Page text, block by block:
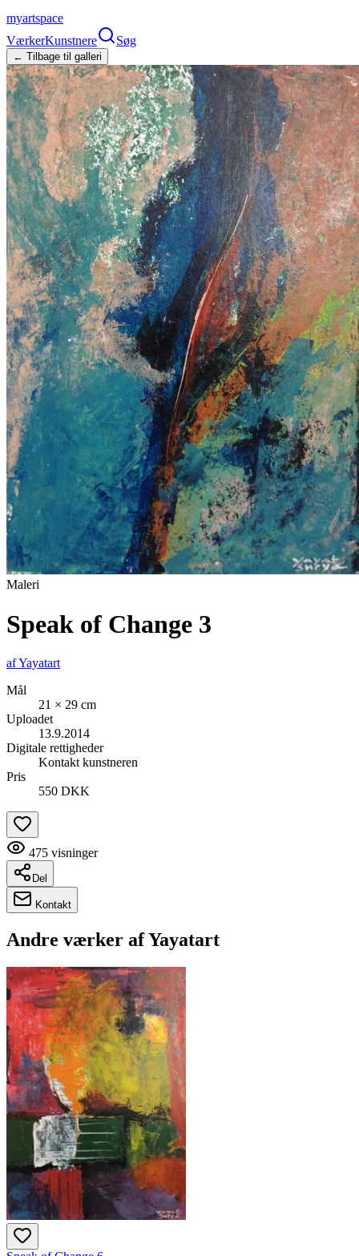
myartspace
VærkerKunstnere Søg
← Tilbage til galleri
Maleri
Speak of Change 3
afYayatart
Mål
21 × 29 cm
Uploadet
13.9.2014
Digitale rettigheder
Kontakt kunstneren
Pris
550 DKK
475 visninger
Del
Kontakt
Andre værker afYayatart